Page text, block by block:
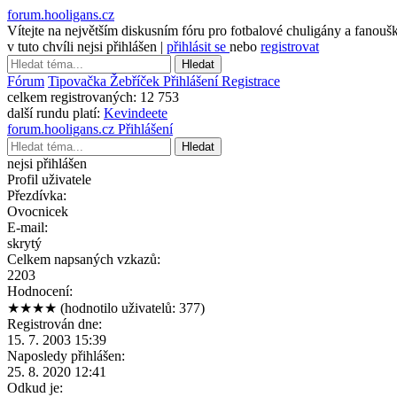
forum.hooligans.cz
Vítejte na největším diskusním fóru pro fotbalové chuligány a
v tuto chvíli nejsi přihlášen | přihlásit se nebo registrovat
Hledat
Fórum Tipovačka Žebříček PřihlášeníRegistrace
celkem registrovaných: 12 753
další rundu platí: Kevindeete
forum.hooligans.cz Přihlášení
Hledat
nejsi přihlášen
Profil uživatele
Přezdívka:
Ovocnicek
E-mail:
skrytý
Celkem napsaných vzkazů:
2203
Hodnocení:
★★★★ (hodnotilo uživatelů: 377)
Registrován dne:
15. 7. 2003 15:39
Naposledy přihlášen:
25. 8. 2020 12:41
Odkud je: